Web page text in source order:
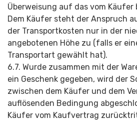
Überweisung auf das vom Käufer
Dem Käufer steht der Anspruch
der Transportkosten nur in der
angebotenen Höhe zu (falls er
Transportart gewählt hat).
6.7. Wurde zusammen mit der
ein Geschenk gegeben, wird der
zwischen dem Käufer und dem
auflösenden Bedingung
Käufer vom Kaufvertrag